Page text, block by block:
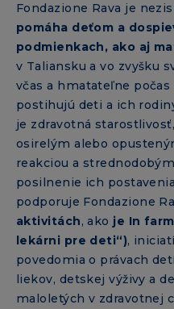
Fondazione Rava je
pomáha deťom a
podmienkach, ako aj
v Taliansku a vo zvyšku
včas a hmatateľne
postihujú deti a ich
je zdravotná
osirelým alebo
reakciou a
posilnenie ich
podporuje Fondazione
aktivitách, ako je In
lekárni pre deti“),
povedomia o právach
liekov, detskej výživy a
maloletých v zdravotnej